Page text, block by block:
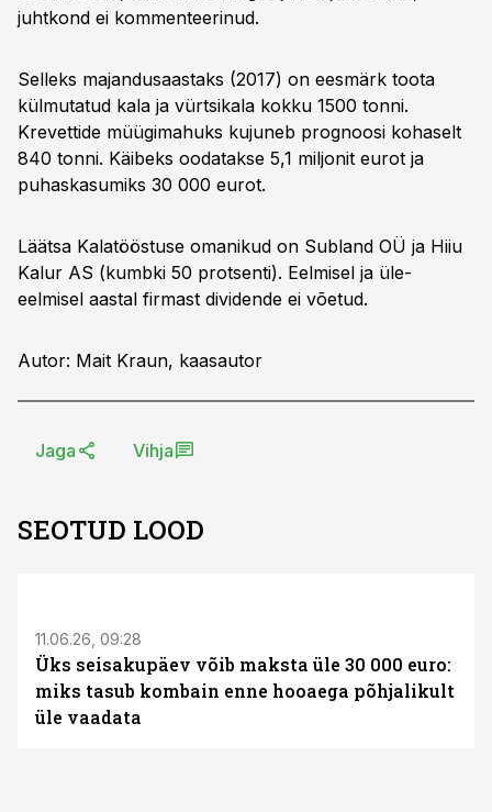
juhtkond ei kommenteerinud.
Selleks majandusaastaks (2017) on eesmärk toota
külmutatud kala ja vürtsikala kokku 1500 tonni.
Krevettide müügimahuks kujuneb prognoosi kohaselt
840 tonni. Käibeks oodatakse 5,1 miljonit eurot ja
puhaskasumiks 30 000 eurot.
Läätsa Kalatööstuse omanikud on Subland OÜ ja Hiiu
Kalur AS (kumbki 50 protsenti). Eelmisel ja üle-
eelmisel aastal firmast dividende ei võetud.
Autor: Mait Kraun, kaasautor
Jaga Vihja
SEOTUD LOOD
11.06.26, 09:28
Üks seisakupäev võib maksta üle 30 000 euro:
miks tasub kombain enne hooaega põhjalikult
üle vaadata